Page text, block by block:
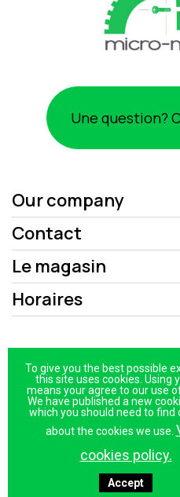
Une question?
Our company
Contact
Le magasin
Horaires
Politique de confidentialité
Plan du site
Magasin
To give you the best possible
this site uses cookies. Using
means your agree to our use
We have published a new
which you should need to find
about the cookies we use.
cookies policy.
Accept